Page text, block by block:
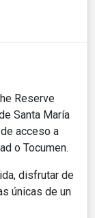
Reserve
Santa María
acceso a
o Tocumen.
disfrutar de
únicas de un